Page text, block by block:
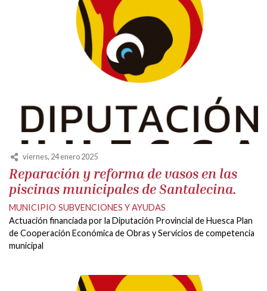
viernes, 24 enero 2025
Reparación y reforma de vasos en las
piscinas municipales de Santalecina.
MUNICIPIO SUBVENCIONES Y AYUDAS
Actuación financiada por la Diputación Provincial de Huesca Plan
de Cooperación Económica de Obras y Servicios de competencia
municipal